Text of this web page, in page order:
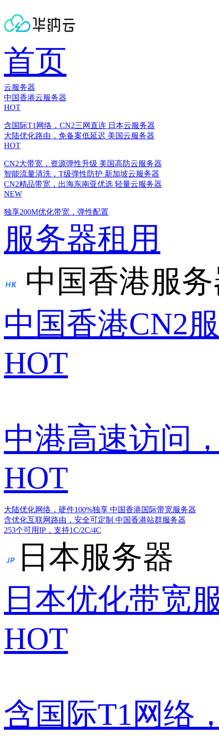
首页
云服务器
中国香港云服务器
HOT
含国际T1网络，CN2三网直连 日本云服务器
大陆优化路由，免备案低延迟 美国云服务器
HOT
CN2大带宽，资源弹性升级 美国高防云服务器
智能流量清洗，T级弹性防护 新加坡云服务器
CN2精品带宽，出海东南亚优选 轻量云服务器
NEW
独享200M优化带宽，弹性配置
服务器租用
中国香港服
中国香港CN2
HOT
中港高速访问
HOT
大陆优化网络，硬件100%独享 中国香港国际带宽服务器
含优化互联网路由，安全可定制 中国香港站群服务器
253个可用IP，支持1C/2C/4C
日本服务器
日本优化带宽
HOT
含国际T1网络